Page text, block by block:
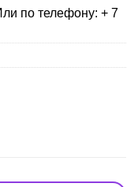
по телефону: + 7